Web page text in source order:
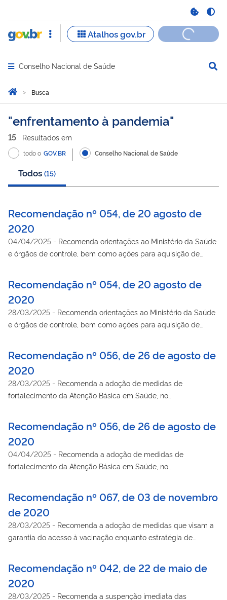
Abrir menu principal de navegação
Conselho Nacional de Saúde
Você está aqui:
Página Inicial
Busca
Busca
enfrentamento à pandemia
15 Resultados em
todo o GOV.BR Conselho Nacional de Saúde
Todos (15)
Recomendação nº 054, de 20 agosto de
2020
04/04/2025 - Recomenda orientações ao Ministério da Saúde
e órgãos de controle, bem como ações para aquisição de
Recomendação nº 054, de 20 agosto de
2020
28/03/2025 - Recomenda orientações ao Ministério da Saúde
e órgãos de controle, bem como ações para aquisição de
Recomendação nº 056, de 26 de agosto de
2020
28/03/2025 - Recomenda a adoção de medidas de
fortalecimento da Atenção Básica em Saúde, no
Recomendação nº 056, de 26 de agosto de
2020
04/04/2025 - Recomenda a adoção de medidas de
fortalecimento da Atenção Básica em Saúde, no
Recomendação nº 067, de 03 de novembro
de 2020
28/03/2025 - Recomenda a adoção de medidas que visam a
garantia do acesso à vacinação enquanto estratégia de
Recomendação nº 042, de 22 de maio de
2020
28/03/2025 - Recomenda a suspenção imediata das